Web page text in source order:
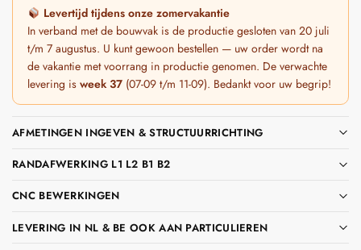
Levertijd tijdens onze zomervakantie
In verband met de bouwvak is de productie gesloten van 20 juli
t/m 7 augustus. U kunt gewoon bestellen — uw order wordt na
de vakantie met voorrang in productie genomen. De verwachte
levering is week 37 (07-09 t/m 11-09). Bedankt voor uw begrip!
AFMETINGEN INGEVEN & STRUCTUURRICHTING
RANDAFWERKING L1 L2 B1 B2
CNC BEWERKINGEN
LEVERING IN NL & BE OOK AAN PARTICULIEREN